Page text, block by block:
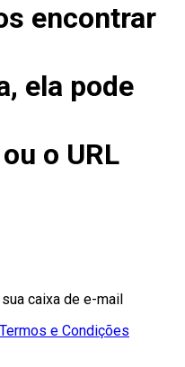
encontrar
ela pode
o URL
caixa de e-mail
Termos e Condições